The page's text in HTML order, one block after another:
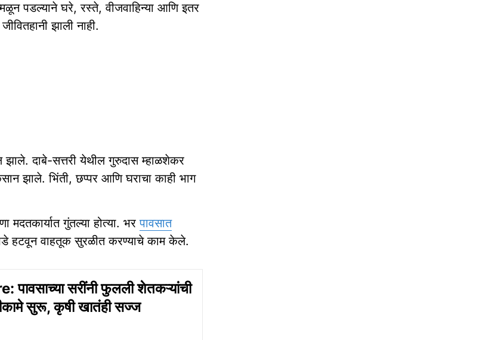
पडल्याने घरे, रस्ते, वीजवाहिन्या आणि इतर
झाली नाही.
झाले. दाबे-सत्तरी येथील गुरुदास म्हाळशेकर
झाले. भिंती, छप्पर आणि घराचा काही भाग
गुंतल्या होत्या. भरपावसात
हटवून वाहतूक सुरळीत करण्याचे काम केले.
सरींनी फुलली शेतकऱ्यांची
सुरू, कृषी खातंही सज्ज